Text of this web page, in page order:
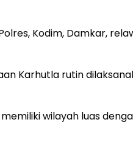
Kodim, Damkar,
Karhutla rutin
wilayah luas